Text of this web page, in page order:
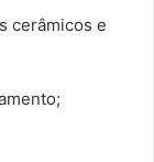
cerâmicos e